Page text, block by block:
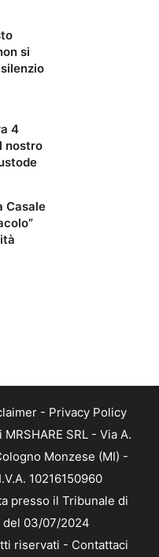
si
4
nostro
Casale
- Privacy Policy
SRL - Via A.
Monzese (MI) -
10216150960
presso il Tribunale di
del 03/07/2024
riservati - Contattaci